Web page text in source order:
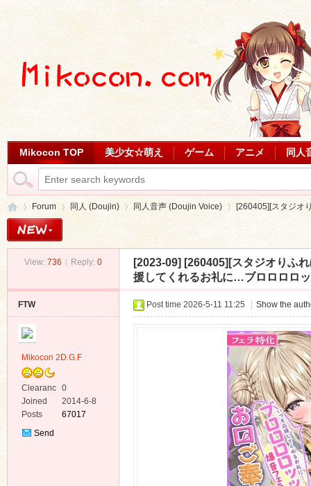
Mikocon TOP 美少女☆萌え ゲーム アニメ 同人
Forum
›
同人 (Doujin) 同人音声 (Doujin Voice)
›
[260405][スタジオ
View: 736 Reply: 0 [2023-09] [260405][スタジオりふ
援してくれるお礼に…ブロロロロ
FTW
Mikocon 2D.G.F
Clearanc
e
0
Joined
2014-6-8
Posts
67017
Send
Post time 2026-5-11 11:25 Show the